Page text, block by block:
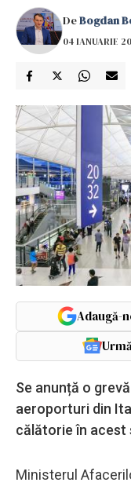
DeBogdan
04 IANUARIE
Adaugă-
Se anunță o
aeroporturi din
călătorie în acest
Ministerul